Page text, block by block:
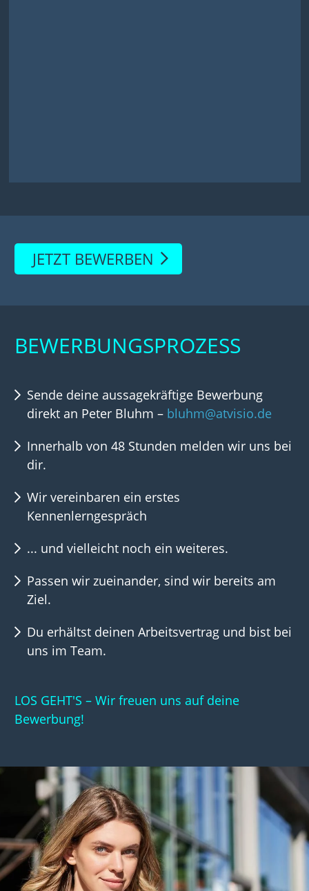
JETZT BEWERBEN
BEWERBUNGSPROZESS
Sende deine aussagekräftige Bewerbung
direkt an Peter Bluhm – bluhm@atvisio.de
Innerhalb von 48 Stunden melden wir uns bei
dir.
Wir vereinbaren ein erstes
Kennenlerngespräch
... und vielleicht noch ein weiteres.
Passen wir zueinander, sind wir bereits am
Ziel.
Du erhältst deinen Arbeitsvertrag und bist bei
uns im Team.
LOS GEHT'S – Wir freuen uns auf deine
Bewerbung!